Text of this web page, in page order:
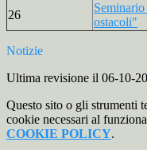
26
ostacoli"
Notizie
Ultima revisione il 06-10-
Questo sito o gli strumenti
cookie necessari al
COOKIE POLICY.